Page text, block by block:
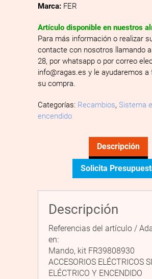
Marca: FER
Artículo disponible en nuestros
Para más información o realizar
contacte con nosotros llamando
28, por whatsapp o por correo
info@ragas.es y le ayudaremos a
su compra.
Categorías: Recambios, Sistema
encendido
Descripción
Solicita
Descripción
Referencias del artículo /
en:
Mando, kit FR39808930
ACCESORIOS ELÉCTRICOS
ELÉCTRICO Y ENCENDIDO